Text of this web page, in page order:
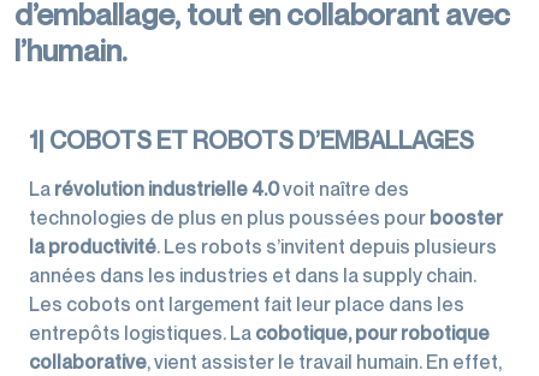
d’emballage, tout en collaborant avec
l’humain.
1| COBOTS ET ROBOTS D’EMBALLAGES
La révolution industrielle 4.0voit naître des
technologies de plus en plus poussées pour booster
la productivité. Les robots s’invitent depuis plusieurs
années dans les industries et dans la supply chain.
Les cobots ont largement fait leur place dans les
entrepôts logistiques. La cobotique, pour robotique
collaborative, vient assister le travail humain. En effet,